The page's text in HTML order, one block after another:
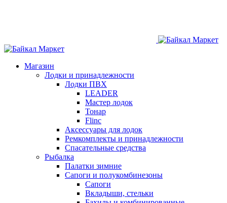
Магазин
Лодки и принадлежности
Лодки ПВХ
LEADER
Мастер лодок
Тонар
Flinc
Аксессуары для лодок
Ремкомплекты и принадлежности
Спасательные средства
Рыбалка
Палатки зимние
Сапоги и полукомбинезоны
Сапоги
Вкладыши, стельки